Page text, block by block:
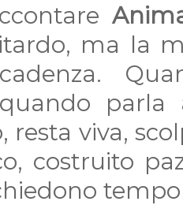
ma la
resta viva,
costruito